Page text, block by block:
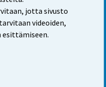
jotta sivusto
videoiden,
esittämiseen.